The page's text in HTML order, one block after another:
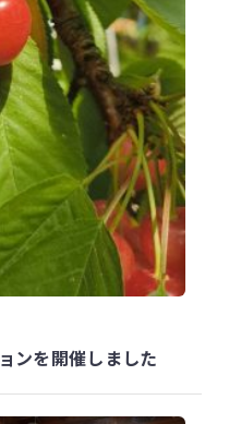
ンを開催しました